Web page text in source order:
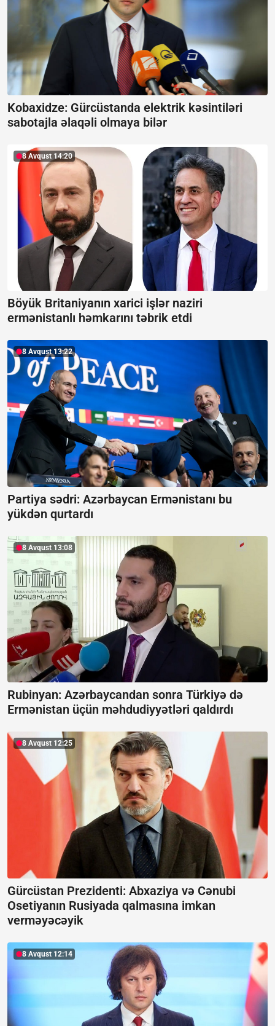
Kobaxidze: Gürcüstanda elektrik kəsintiləri
sabotajla əlaqəli olmaya bilər
8 Avqust 14:20
Böyük Britaniyanın xarici işlər naziri
ermənistanlı həmkarını təbrik etdi
8 Avqust 13:22
Partiya sədri: Azərbaycan Ermənistanı bu
yükdən qurtardı
8 Avqust 13:08
Rubinyan: Azərbaycandan sonra Türkiyə də
Ermənistan üçün məhdudiyyətləri qaldırdı
8 Avqust 12:25
Gürcüstan Prezidenti: Abxaziya və Cənubi
Osetiyanın Rusiyada qalmasına imkan
verməyəcəyik
8 Avqust 12:14